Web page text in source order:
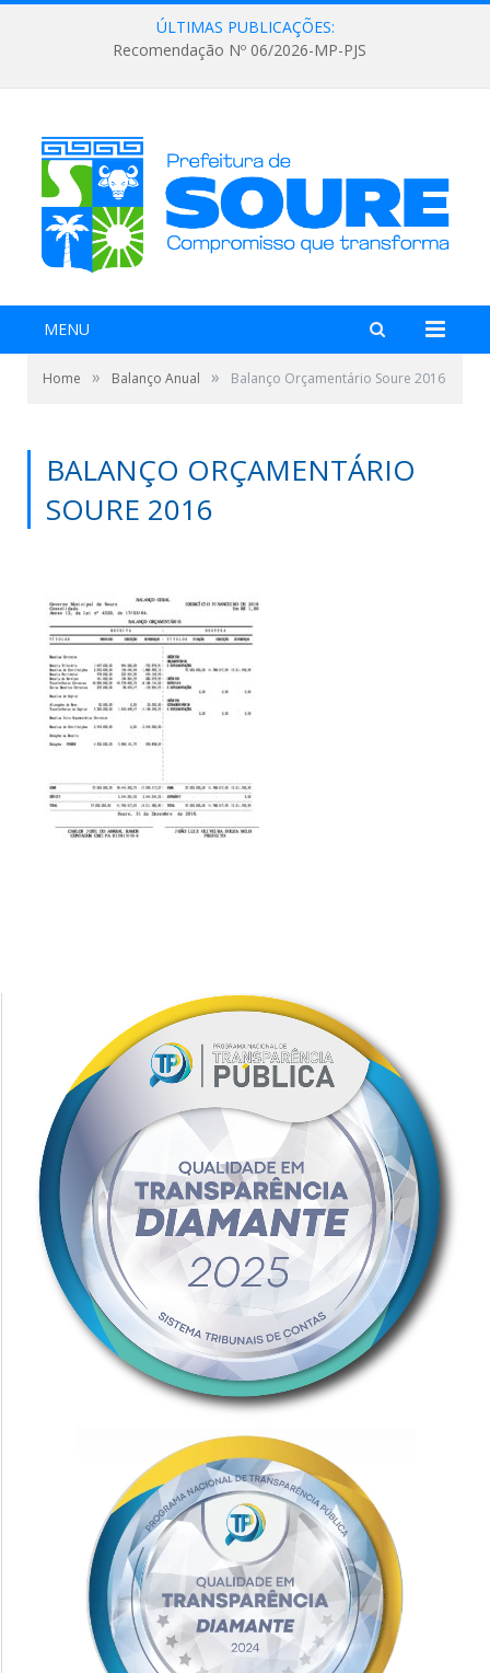
ÚLTIMAS PUBLICAÇÕES:
Recomendação Nº 06/2026-MP-PJS
MENU
Home » Balanço Anual » Balanço Orçamentário Soure 2016
BALANÇO ORÇAMENTÁRIO
SOURE 2016